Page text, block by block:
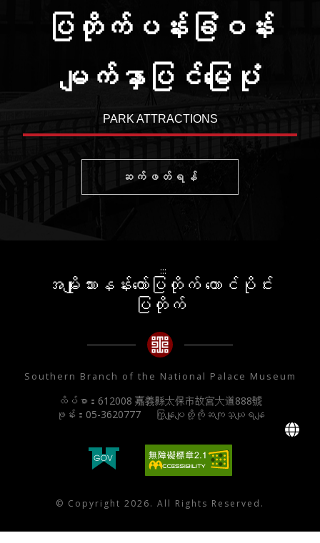
ပြတိုက်ပန်းခြံဝန်း
မျက်နှာပြင်မြေပုံ
PARK ATTRACTIONS
ဆက်ဖတ်ရန်
:::
အမျိုးသားနန်းတော်ပြတိုက် တောင်ပိုင်း
ပြတိုက်
Southern Branch of the National Palace Museum
လိပ်စာ：612008 嘉義縣太保市故宮大道888號
ဖုန်း：05-3620777
ကြှနျုပျတို့ကိုဆကျသှယျရနျ
© Copyright 2026. All Rights Reserved.